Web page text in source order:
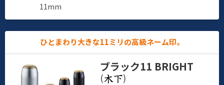
11mm
ひとまわり大きな11ミリの高級ネーム印。
ブラック11 BRIGHT
(
)